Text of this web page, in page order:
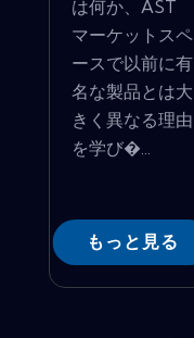
は何か、AST
マーケットスペ
ースで以前に有
名な製品とは大
きく異なる理由
を学び�...
もっと見る